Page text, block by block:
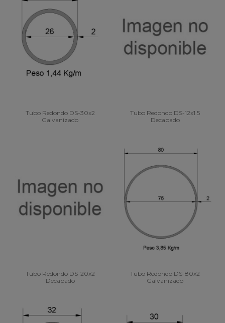
Tubo Redondo DS-30x2
Galvanizado
Tubo Redondo DS-12x1.5
Decapado
Tubo Redondo DS-20x2
Decapado
Tubo Redondo DS-80x2
Galvanizado